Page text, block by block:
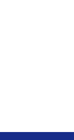
không cần hàn,